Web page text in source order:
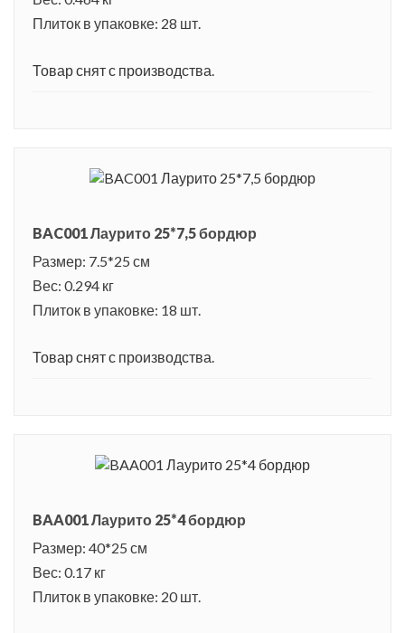
Плиток в упаковке: 28 шт.
Товар снят с производства.
BAC001 Лаурито 25*7,5 бордюр
Размер: 7.5*25 см
Вес: 0.294 кг
Плиток в упаковке: 18 шт.
Товар снят с производства.
BAA001 Лаурито 25*4 бордюр
Размер: 40*25 см
Вес: 0.17 кг
Плиток в упаковке: 20 шт.